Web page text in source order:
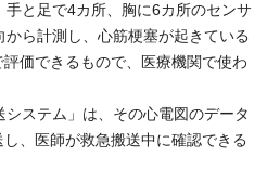
と足で4カ所、胸に6カ所のセンサ
ら計測し、心筋梗塞が起きている
価できるもので、医療機関で使わ
システム」は、その心電図のデータ
、医師が救急搬送中に確認できる